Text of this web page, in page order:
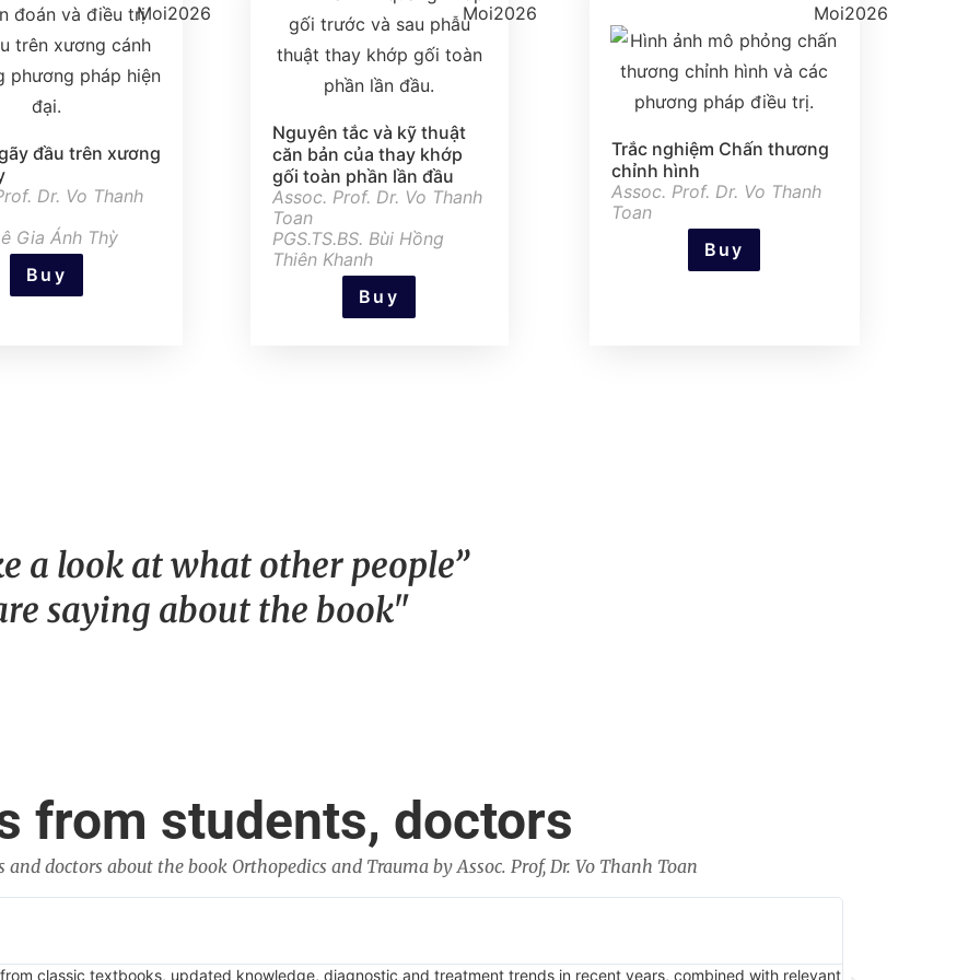
đầu trên xương
Dr. Vo Thanh
Gia Ánh Thỳ
Buy
Nguyên tắc và kỹ thuật
căn bản của thay khớp
gối toàn phần lần đầu
Assoc. Prof. Dr. Vo Thanh
Toan
PGS.TS.BS. Bùi Hồng
Thiên Khanh
Buy
Trắc nghiệm Chấn thương
chỉnh hình
Assoc. Prof. Dr. Vo Thanh
Toan
Buy
a look at what other people”
saying about the book"
from students, doctors
doctors about the book Orthopedics and Trauma by Assoc. Prof, Dr. Vo Thanh Toan
classic textbooks, updated knowledge, diagnostic and treatment trends in recent years, combined with relevant